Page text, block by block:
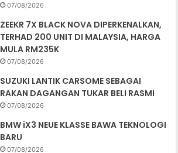
07/08/2026
ZEEKR 7X BLACK NOVA DIPERKENALKAN,
TERHAD 200 UNIT DI MALAYSIA, HARGA
MULA RM235K
07/08/2026
SUZUKI LANTIK CARSOME SEBAGAI
RAKAN DAGANGAN TUKAR BELI RASMI
07/08/2026
BMW iX3 NEUE KLASSE BAWA TEKNOLOGI
BARU
07/08/2026